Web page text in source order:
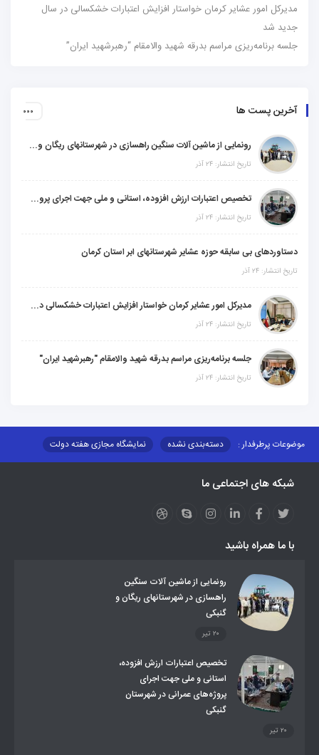
مدیرکل امور عشایر کرمان خواستار افزایش اعتبارات خشکسالی در سال
جدید شد
جلسه برنامه‌ریزی مراسم بدرقه شهید والامقام “رهبرشهید ایران”
آخرین پست ها
رونمایی از ماشین آلات سنگین راهسازی در شهرستانهای ریگان و گنبکی
تاریخ انتشار: ۲۴ آذر
تخصیص اعتبارات ارزش افزوده، استانی و ملی جهت اجرای پروژه‌های عمرانی در شهرستان گنبکی
تاریخ انتشار: ۲۴ آذر
دستاوردهای بی سابقه حوزه عشایر شهرستانهای ابر استان کرمان
تاریخ انتشار: ۲۴ آذر
مدیرکل امور عشایر کرمان خواستار افزایش اعتبارات خشکسالی در سال جدید شد
تاریخ انتشار: ۲۴ آذر
جلسه برنامه‌ریزی مراسم بدرقه شهید والامقام "رهبرشهید ایران"
تاریخ انتشار: ۲۴ آذر
موضوعات پرطرفدار : دسته‌بندی نشده
نمایشگاه مجازی هفته دولت
مزایدات و مناقصات
محتوای کانون توسعه
عملکردها
عشایر استان
طرح و برنامه
روند ساماندهی عشایر داوطلب اسکان
تشکیلات اداری
شبکه های اجتماعی ما
با ما همراه باشید
رونمایی از ماشین آلات سنگین
راهسازی در شهرستانهای ریگان و
گنبکی
۲۰ تیر
تخصیص اعتبارات ارزش افزوده،
استانی و ملی جهت اجرای
پروژه‌های عمرانی در شهرستان
گنبکی
۲۰ تیر